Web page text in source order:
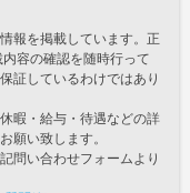
報を掲載しています。正
容の確認を随時行って
証しているわけではあり
暇・給与・待遇などの詳
願い致します。
問い合わせフォームより